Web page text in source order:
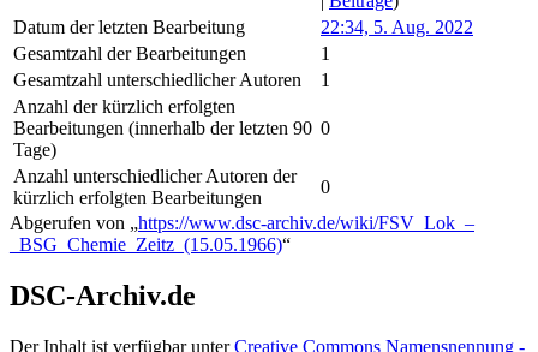
Datum der letzten Bearbeitung
22:34, 5. Aug. 2022
Gesamtzahl der Bearbeitungen
1
Gesamtzahl unterschiedlicher Autoren
1
Anzahl der kürzlich erfolgten
Bearbeitungen (innerhalb der letzten 90
Tage)
0
Anzahl unterschiedlicher Autoren der
kürzlich erfolgten Bearbeitungen
0
Abgerufen von „https://www.dsc-archiv.de/wiki/FSV_Lok_–
_BSG_Chemie_Zeitz_(15.05.1966)“
DSC-Archiv.de
Der Inhalt ist verfügbar unterCreative Commons Namensnennung -